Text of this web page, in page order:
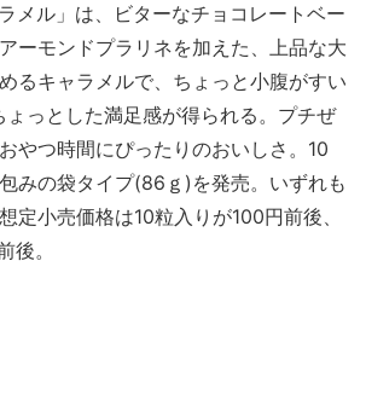
メル」は、ビターなチョコレートベー
ーモンドプラリネを加えた、上品な大
るキャラメルで、ちょっと小腹がすい
ょっとした満足感が得られる。プチぜ
やつ時間にぴったりのおいしさ。10
みの袋タイプ(86ｇ)を発売。いずれも
定小売価格は10粒入りが100円前後、
後。